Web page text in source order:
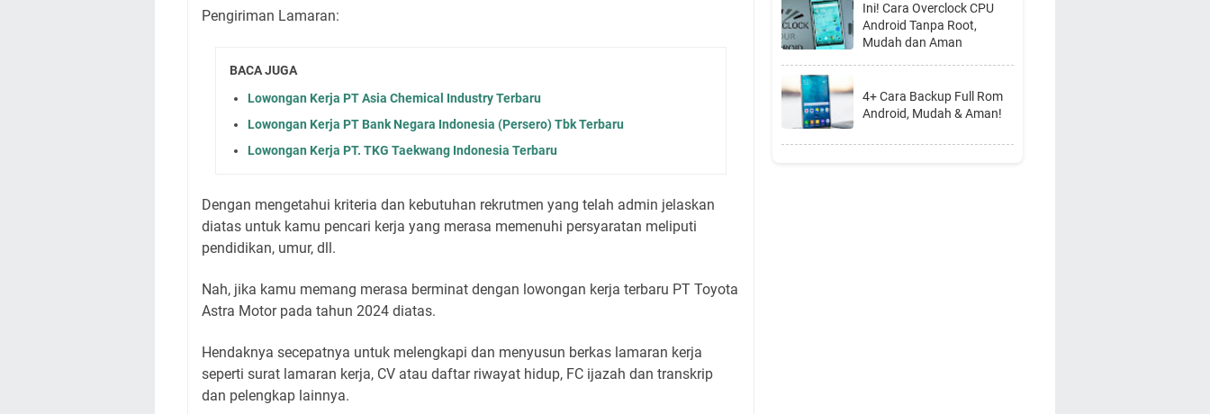
Pengiriman Lamaran:
BACA JUGA
Lowongan Kerja PT Asia Chemical Industry Terbaru
Lowongan Kerja PT Bank Negara Indonesia (Persero) Tbk Terbaru
Lowongan Kerja PT. TKG Taekwang Indonesia Terbaru
Dengan mengetahui kriteria dan kebutuhan rekrutmen yang telah admin jelaskan
diatas untuk kamu pencari kerja yang merasa memenuhi persyaratan meliputi
pendidikan, umur, dll.
Nah, jika kamu memang merasa berminat dengan lowongan kerja terbaru PT Toyota
Astra Motor pada tahun 2024 diatas.
Hendaknya secepatnya untuk melengkapi dan menyusun berkas lamaran kerja
seperti surat lamaran kerja, CV atau daftar riwayat hidup, FC ijazah dan transkrip
dan pelengkap lainnya.
Ini! Cara Overclock CPU
Android Tanpa Root,
Mudah dan Aman
4+ Cara Backup Full Rom
Android, Mudah & Aman!